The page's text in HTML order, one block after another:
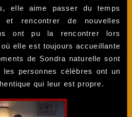
elle aime passer du temps
rencontrer de nouvelles
ont pu la rencontrer lors
elle est toujours accueillante
de Sondra naturelle sont
les personnes célèbres ont un
qui leur est propre.